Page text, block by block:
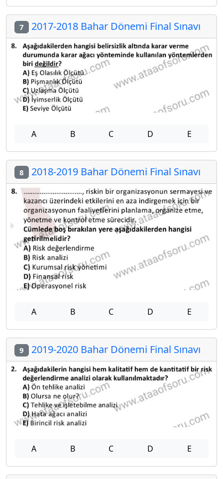
7 2017-2018 Bahar Dönemi Final Sınavı
A B C D E
8 2018-2019 Bahar Dönemi Final Sınavı
A B C D E
9 2019-2020 Bahar Dönemi Final Sınavı
A B C D E